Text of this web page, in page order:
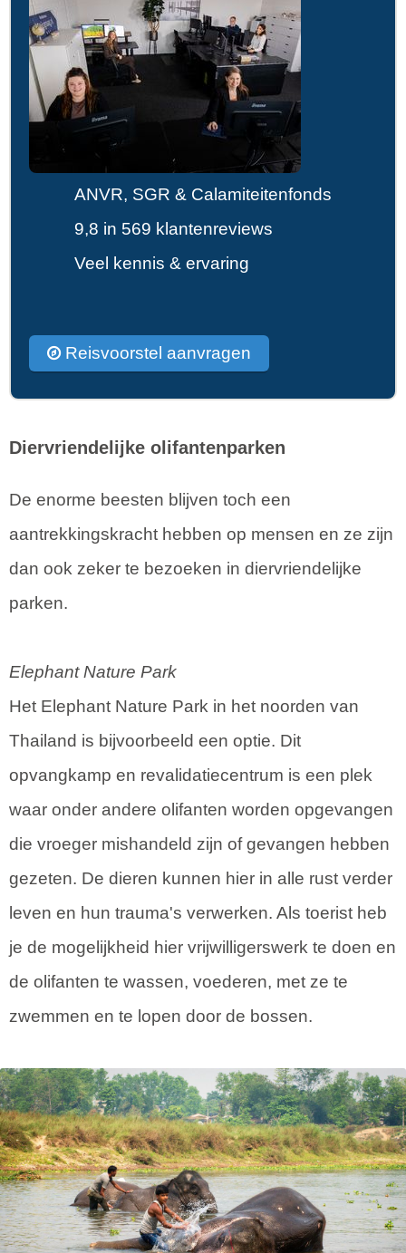
ANVR, SGR & Calamiteitenfonds
9,8 in 569 klantenreviews
Veel kennis & ervaring
Reisvoorstel aanvragen
Diervriendelijke olifantenparken
De enorme beesten blijven toch een
aantrekkingskracht hebben op mensen en ze zijn
dan ook zeker te bezoeken in diervriendelijke
parken.
Elephant Nature Park
Het Elephant Nature Park in het noorden van
Thailand is bijvoorbeeld een optie. Dit
opvangkamp en revalidatiecentrum is een plek
waar onder andere olifanten worden opgevangen
die vroeger mishandeld zijn of gevangen hebben
gezeten. De dieren kunnen hier in alle rust verder
leven en hun trauma's verwerken. Als toerist heb
je de mogelijkheid hier vrijwilligerswerk te doen en
de olifanten te wassen, voederen, met ze te
zwemmen en te lopen door de bossen.